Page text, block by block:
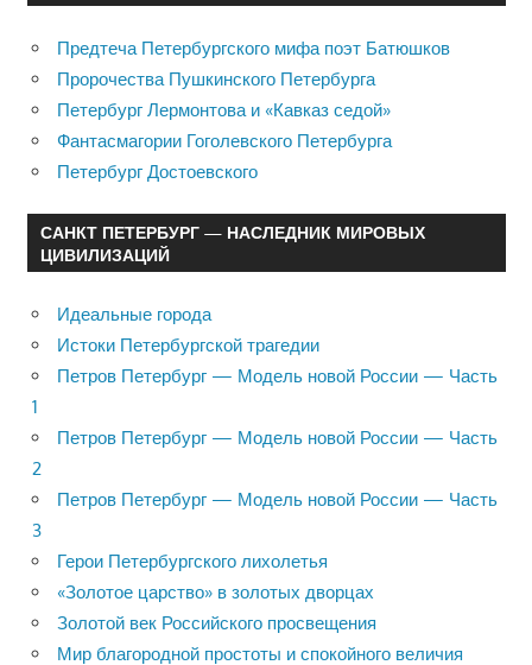
Предтеча Петербургского мифа поэт Батюшков
Пророчества Пушкинского Петербурга
Петербург Лермонтова и «Кавказ седой»
Фантасмагории Гоголевского Петербурга
Петербург Достоевского
САНКТ ПЕТЕРБУРГ — НАСЛЕДНИК МИРОВЫХ
ЦИВИЛИЗАЦИЙ
Идеальные города
Истоки Петербургской трагедии
Петров Петербург — Модель новой России — Часть
1
Петров Петербург — Модель новой России — Часть
2
Петров Петербург — Модель новой России — Часть
3
Герои Петербургского лихолетья
«Золотое царство» в золотых дворцах
Золотой век Российского просвещения
Мир благородной простоты и спокойного величия